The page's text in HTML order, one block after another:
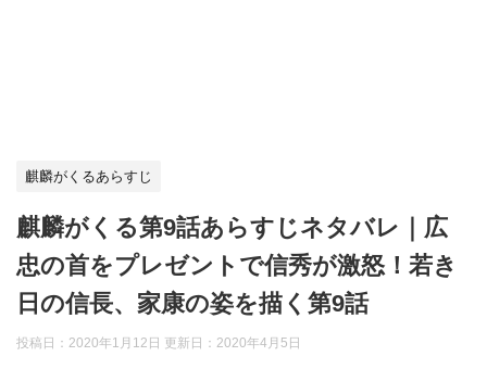
麒麟がくるあらすじ
麒麟がくる第9話あらすじネタバレ｜広
忠の首をプレゼントで信秀が激怒！若き
日の信長、家康の姿を描く第9話
投稿日：2020年1月12日 更新日： 2020年4月5日